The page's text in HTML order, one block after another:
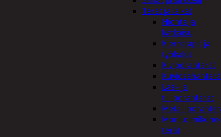
Terät ja laikat
Hionta ja
katkaisu
Kierretapit ja
työkalut
Kiviporanterät
Kuviosahanterä
Lasi- ja
tiiliporanterät
terät